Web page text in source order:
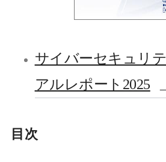
サイバーセキュリ
アルレポート2025
目次